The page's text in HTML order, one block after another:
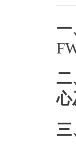
一
二
心
三